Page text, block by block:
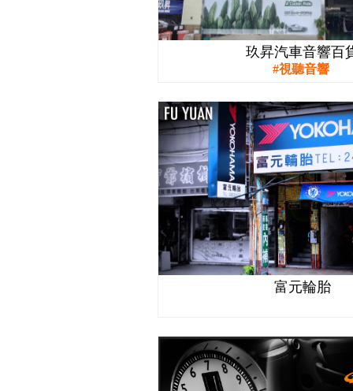
玖昇汽車音響百
視聽音響
富元輪胎